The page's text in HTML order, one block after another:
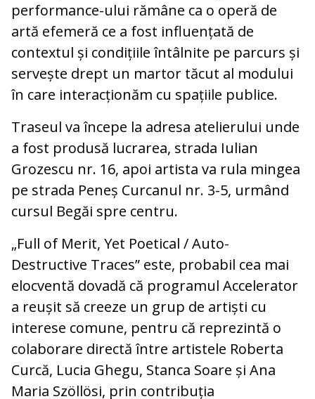
performance-ului rămâne ca o operă de
artă efemeră ce a fost influențată de
contextul și condițiile întâlnite pe parcurs și
servește drept un martor tăcut al modului
în care interacționăm cu spațiile publice.
Traseul va începe la adresa atelierului unde
a fost produsă lucrarea, strada Iulian
Grozescu nr. 16, apoi artista va rula mingea
pe strada Peneș Curcanul nr. 3-5, urmând
cursul Begăi spre centru.
„Full of Merit, Yet Poetical / Auto-
Destructive Traces” este, probabil cea mai
elocventă dovadă că programul Accelerator
a reușit să creeze un grup de artiști cu
interese comune, pentru că reprezintă o
colaborare directă între artistele Roberta
Curcă, Lucia Ghegu, Stanca Soare și Ana
Maria Szöllösi, prin contribuția